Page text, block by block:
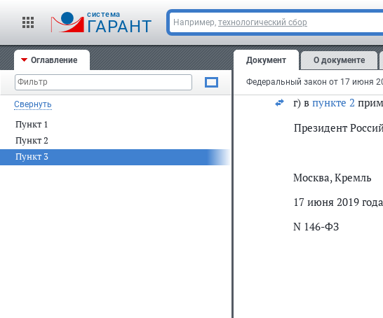
cистема
ГАРАНТ Например, технологический сбор
Оглавление
Свернуть
Пункт 1
Пункт 2
Пункт 3
Документ О документе
Федеральный закон от 17 июня
а) вабзаце
б) вабзаце
в) вабзаце
г) в пункте 2
Президент
Москва, Кремль
17 июня 2019 года
N 146-ФЗ